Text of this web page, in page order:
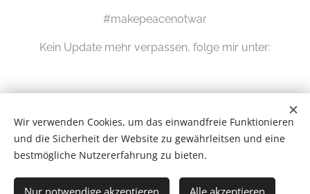
#makepeacenotwar
Kein Update mehr verpassen, folge mir unter:
Wir verwenden Cookies, um das einwandfreie Funktionieren
und die Sicherheit der Website zu gewährleitsen und eine
bestmögliche Nutzererfahrung zu bieten.
Nur notwendige akzeptieren Alle akzeptieren